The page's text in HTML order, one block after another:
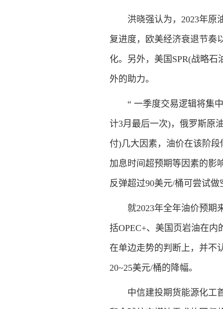
洪晓强认为，2023年原油
复进度，欧美经济衰退节奏
化。另外，美国SPR(战略
外的助力。
“ 一季度交易逻辑将集中
计3月最后一次)，俄罗斯原
付)几大因素，油价在该阶
加息时间超预期等因素的影
反弹超过90美元/桶可尝试做
就2023年全年油价预期来
括OPEC+、美国页岩油在
在单边走势的判断上，并不
20~25美元/桶的降幅。
中信建投期货能源化工首